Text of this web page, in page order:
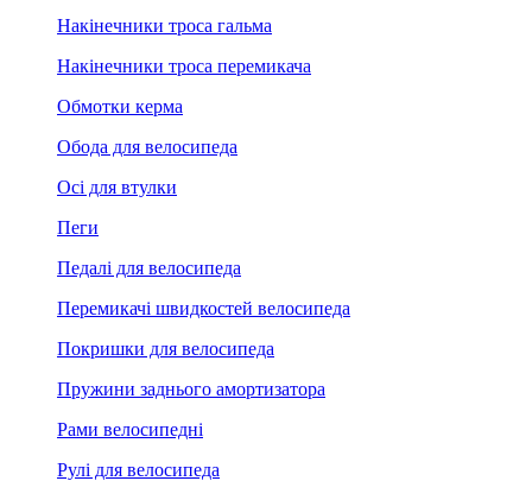
Накінечники троса гальма
Накінечники троса перемикача
Обмотки керма
Обода для велосипеда
Осі для втулки
Пеги
Педалі для велосипеда
Перемикачі швидкостей велосипеда
Покришки для велосипеда
Пружини заднього амортизатора
Рами велосипедні
Рулі для велосипеда